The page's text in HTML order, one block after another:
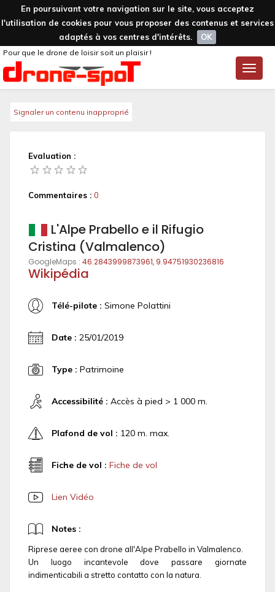
En poursuivant votre navigation sur le site, vous acceptez
l'utilisation de cookies pour vous proposer des contenus et services
adaptés à vos centres d'intérêts.
OK
Toggle
Pour que le drone de loisir soit un plaisir !
Signaler un contenu inapproprié
Evaluation :
Commentaires : 0
L'Alpe Prabello e il Rifugio
Cristina (Valmalenco)
GoogleMaps : 46.2843999873961, 9.94751930236816
Wikipédia
Télé-pilote : Simone Polattini
Date : 25/01/2019
Type : Patrimoine
Accessibilité : Accès à pied > 1 000 m.
Plafond de vol : 120 m. max.
Fiche de vol : Fiche de vol
Lien Vidéo
Notes :
Riprese aeree con drone all'Alpe Prabello in Valmalenco.
Un luogo incantevole dove passare giornate
indimenticabili a stretto contatto con la natura.